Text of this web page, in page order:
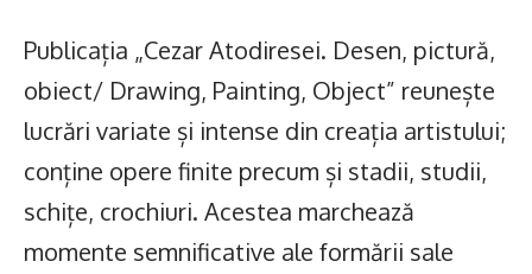
Publicația „Cezar Atodiresei. Desen, pictură,
obiect/ Drawing, Painting, Object” reunește
lucrări variate și intense din creația artistului;
conține opere finite precum și stadii, studii,
schițe, crochiuri. Acestea marchează
momente semnificative ale formării sale